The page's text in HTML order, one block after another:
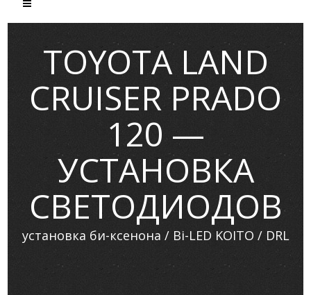
TOYOTA LAND
CRUISER PRADO
120 —
УСТАНОВКА
СВЕТОДИОДОВ
установка би-ксенона / Bi-LED KOITO / DRL